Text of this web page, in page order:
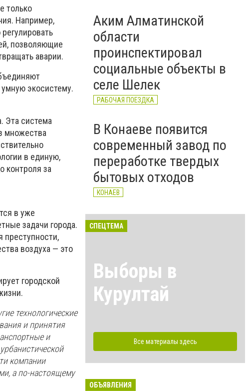
только
Например,
позволяющие
аварии.
экосистему.
Эта система
множества
в единую,
контроля за
в уже
задачи города.
преступности,
воздуха — это
городской
технологические
и принятия
и
компании
а по-настоящему
Аким Алматинской
области
проинспектировал
социальные объекты в
селе Шелек
РАБОЧАЯ ПОЕЗДКА
В Конаеве появится
современный завод по
переработке твердых
бытовых отходов
КОНАЕВ
СПЕЦТЕМА
Выборы в
Курултай
Все материалы здесь
ОБЪЯВЛЕНИЯ